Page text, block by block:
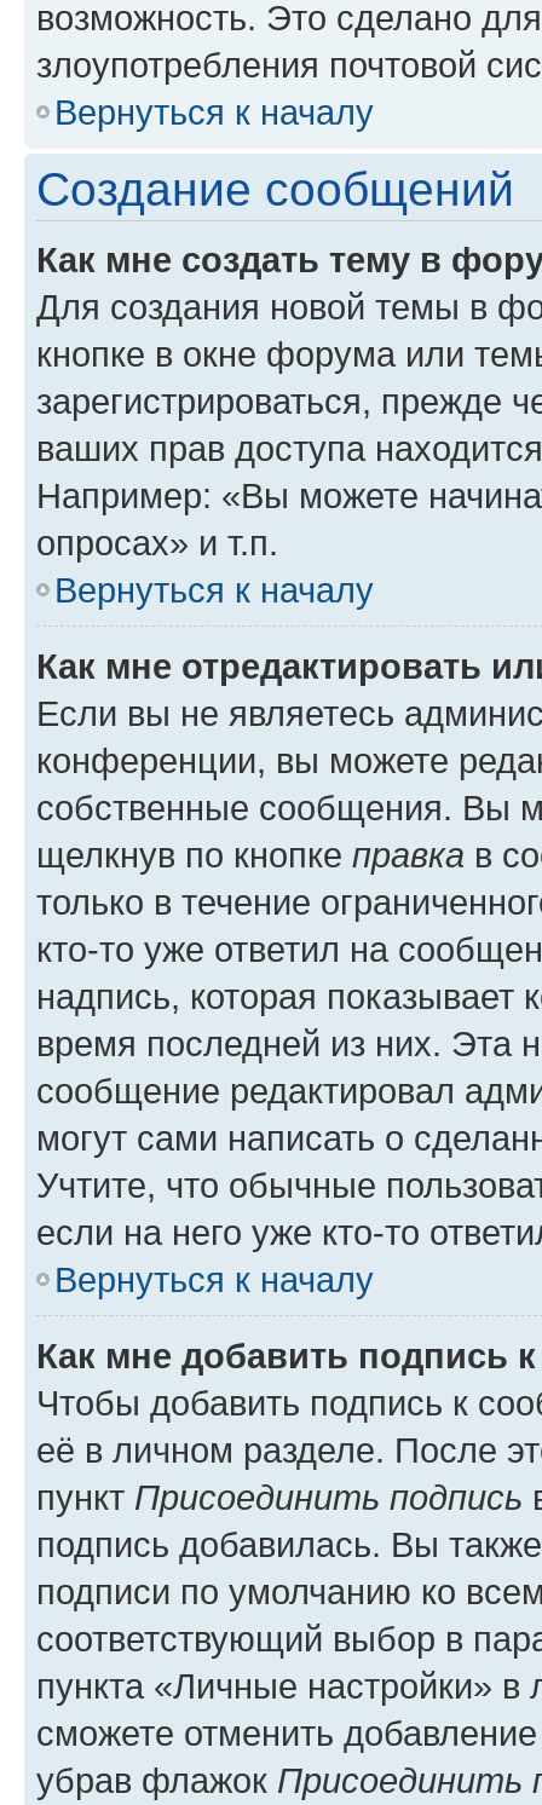
возможность. Это сделано
злоупотребления почтовой
Вернуться к началу
Создание сообщений
Как мне создать тему в
Для создания новой темы в
кнопке в окне форума или
зарегистрироваться, прежде
ваших прав доступа
Например: «Вы можете
опросах» и т.п.
Вернуться к началу
Как мне отредактировать
Если вы не являетесь
конференции, вы можете
собственные сообщения. Вы
щелкнув по кнопке правка в
только в течение
кто-то уже ответил на
надпись, которая показывает
время последней из них. Эта
сообщение редактировал
могут сами написать о
Учтите, что обычные
если на него уже кто-то
Вернуться к началу
Как мне добавить подпись
Чтобы добавить подпись к
её в личном разделе. После
пункт Присоединить подпись
подпись добавилась. Вы
подписи по умолчанию ко
соответствующий выбор в
пункта «Личные настройки»
сможете отменить
убрав флажок Присоединить